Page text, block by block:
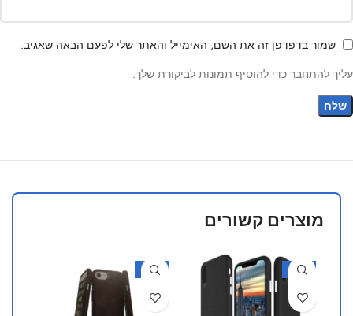
שמור בדפדפן זה את השם, האימייל והאתר שלי לפעם הבאה שאגיב.
עליך להתחבר כדי להוסיף תמונות לביקורת שלך.
מוצרים קשורים
-30%
-30%